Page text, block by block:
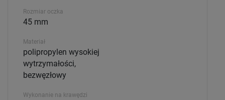
Rozmiar oczka
45 mm
Materiał
polipropylen wysokiej
wytrzymałości,
bezwęzłowy
Wykonanie na krawędzi